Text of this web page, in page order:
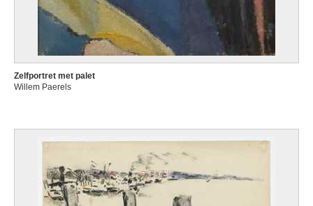
Zelfportret met palet
Willem Paerels